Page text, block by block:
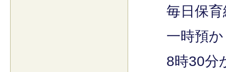
毎日保
一時預
8時30分